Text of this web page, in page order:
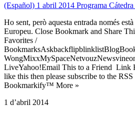
(Español) 1 abril 2014 Programa
Ho sent, però aquesta entrada només
Europeu. Close Bookmark and Share
Favorites /
LiveYahoo!Email This to a Friend
like this then please subscribe to the
Bookmarkify™ More »
1 d’abril 2014